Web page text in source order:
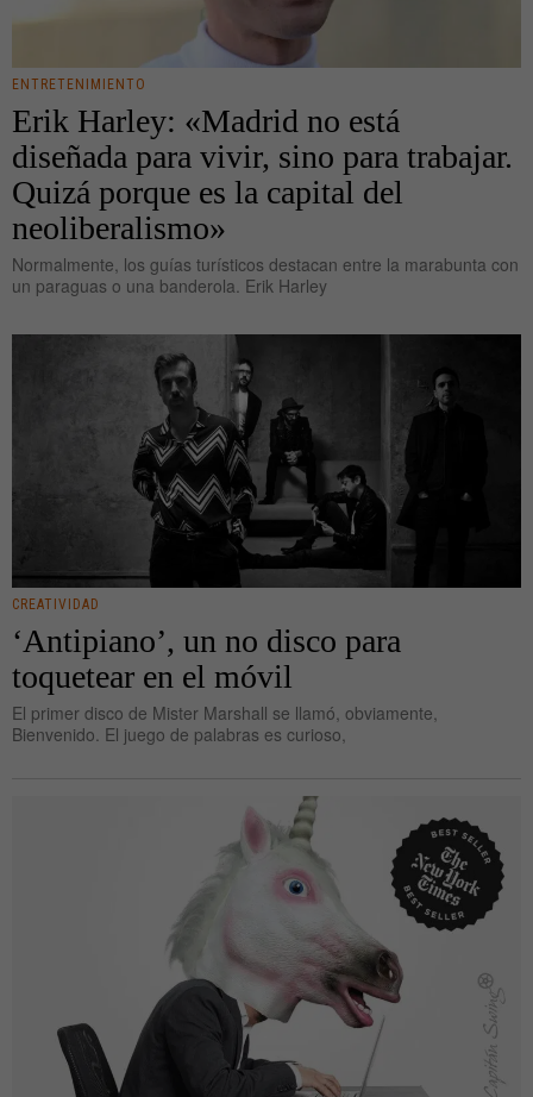
ENTRETENIMIENTO
Erik Harley: «Madrid no está
diseñada para vivir, sino para trabajar.
Quizá porque es la capital del
neoliberalismo»
Normalmente, los guías turísticos destacan entre la marabunta con
un paraguas o una banderola. Erik Harley
CREATIVIDAD
‘Antipiano’, un no disco para
toquetear en el móvil
El primer disco de Mister Marshall se llamó, obviamente,
Bienvenido. El juego de palabras es curioso,